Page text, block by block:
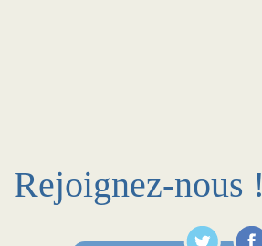
Rejoignez-nous !